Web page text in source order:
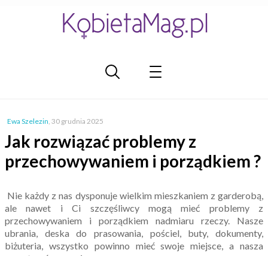
Ewa Szelezin, 30 grudnia 2025
Jak rozwiązać problemy z
przechowywaniem i porządkiem ?
Nie każdy z nas dysponuje wielkim mieszkaniem z garderobą,
ale nawet i Ci szczęśliwcy mogą mieć problemy z
przechowywaniem i porządkiem nadmiaru rzeczy. Nasze
ubrania, deska do prasowania, pościel, buty, dokumenty,
biżuteria, wszystko powinno mieć swoje miejsce, a nasza